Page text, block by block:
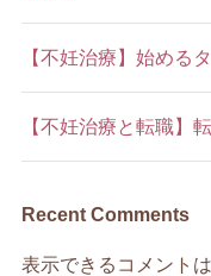
【不妊治療】始める
【不妊治療と転職】
Recent Comments
表示できるコメント